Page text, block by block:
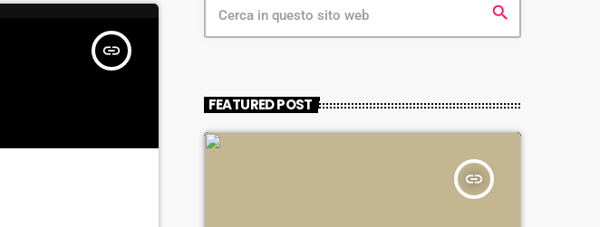
insert_link
search
FEATURED POST
insert_link